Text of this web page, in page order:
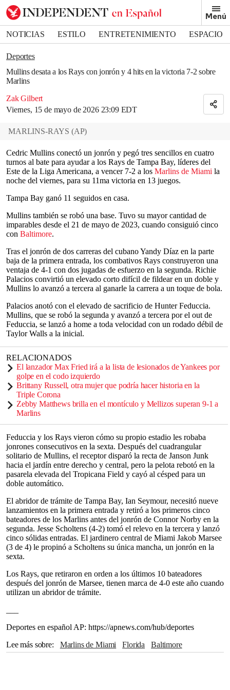
Menú
NOTICIAS ESTILO ENTRETENIMIENTO
ESPACIO
DEPORTES
Deportes
Mullins desata a los Rays con jonrón y 4 hits en la victoria 7-2 sobre
Marlins
Zak Gilbert
Viernes, 15 de mayo de 2026 23:09 EDT
Bookmark popover
Removed from bookmarks
Close popover
MARLINS-RAYS (AP)
Cedric Mullins conectó un jonrón y pegó tres sencillos en cuatro
turnos al bate para ayudar a los Rays de Tampa Bay, líderes del
Este de la Liga Americana, a vencer 7-2 a los Marlins de Miami la
noche del viernes, para su 11ma victoria en 13 juegos.
Tampa Bay ganó 11 seguidos en casa.
Mullins también se robó una base. Tuvo su mayor cantidad de
imparables desde el 21 de mayo de 2023, cuando consiguió cinco
con Baltimore.
Tras el jonrón de dos carreras del cubano Yandy Díaz en la parte
baja de la primera entrada, los combativos Rays construyeron una
ventaja de 4-1 con dos jugadas de esfuerzo en la segunda. Richie
Palacios convirtió un elevado corto difícil de fildear en un doble y
Mullins lo avanzó a tercera al ganarle la carrera a un toque de bola.
Palacios anotó con el elevado de sacrificio de Hunter Feduccia.
Mullins, que se robó la segunda y avanzó a tercera por el out de
Feduccia, se lanzó a home a toda velocidad con un rodado débil de
Taylor Walls a la inicial.
RELACIONADOS
El lanzador Max Fried irá a la lista de lesionados de Yankees por
golpe en el codo izquierdo
Brittany Russell, otra mujer que podría hacer historia en la
Triple Corona
Zebby Matthews brilla en el montículo y Mellizos superan 9-1 a
Marlins
Feduccia y los Rays vieron cómo su propio estadio les robaba
jonrones consecutivos en la sexta. Después del cuadrangular
solitario de Mullins, el receptor disparó la recta de Janson Junk
hacia el jardín entre derecho y central, pero la pelota rebotó en la
pasarela elevada del Tropicana Field y cayó al césped para un
doble automático.
El abridor de trámite de Tampa Bay, Ian Seymour, necesitó nueve
lanzamientos en la primera entrada y retiró a los primeros cinco
bateadores de los Marlins antes del jonrón de Connor Norby en la
segunda. Jesse Scholtens (4-2) tomó el relevo en la tercera y lanzó
cinco sólidas entradas. El jardinero central de Miami Jakob Marsee
(3 de 4) le propinó a Scholtens su única mancha, un jonrón en la
sexta.
Los Rays, que retiraron en orden a los últimos 10 bateadores
después del jonrón de Marsee, tienen marca de 4-0 este año cuando
utilizan un abridor de trámite.
Deportes en español AP: https://apnews.com/hub/deportes
Lee más sobre
Marlins de Miami Florida Baltimore